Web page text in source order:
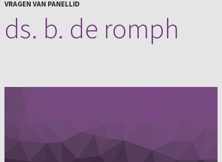
VRAGEN VAN PANELLID
ds. b. de romph